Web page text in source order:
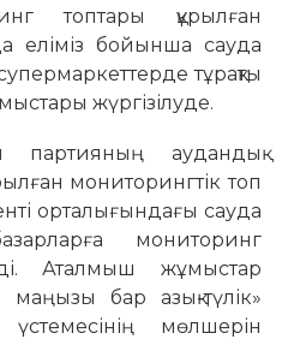
топтары құрылған
еліміз бойынша сауда
тұрақты
жүргізілуде.
аудандық
мониторингтік топ
орталығындағы сауда
мониторинг
Аталмыш жұмыстар
бар азық-түлік»
мөлшерін